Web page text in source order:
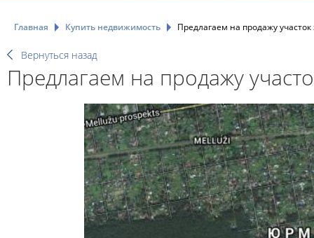
Главная Купить недвижимость Предлагаем на продажу
Вернуться назад
Предлагаем на продажу